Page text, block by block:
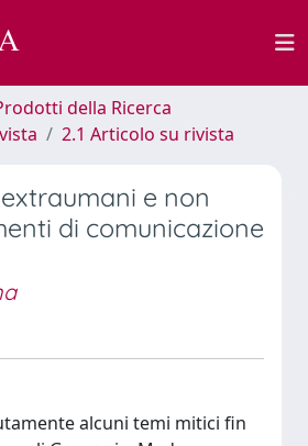
della Ricerca
2.1 Articolo su rivista
e non
di comunicazione
alcuni temi mitici fin